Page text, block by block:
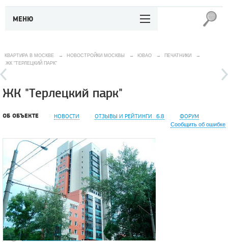
МЕНЮ
КВАРТИРА В МОСКВЕ → НОВОСТРОЙКИ МОСКВЫ → ЮВАО → ПЕЧАТНИКИ
→
ЖК "ТЕРЛЕЦКИЙ ПАРК"
ЖК "Терлецкий парк"
ОБ ОБЪЕКТЕ НОВОСТИ ОТЗЫВЫ И РЕЙТИНГИ 6.8 ФОРУМ
Сообщить об ошибке
Добавить фотографию